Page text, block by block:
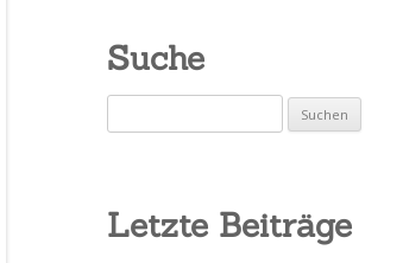
Suche
nach:
Letzte Beiträge